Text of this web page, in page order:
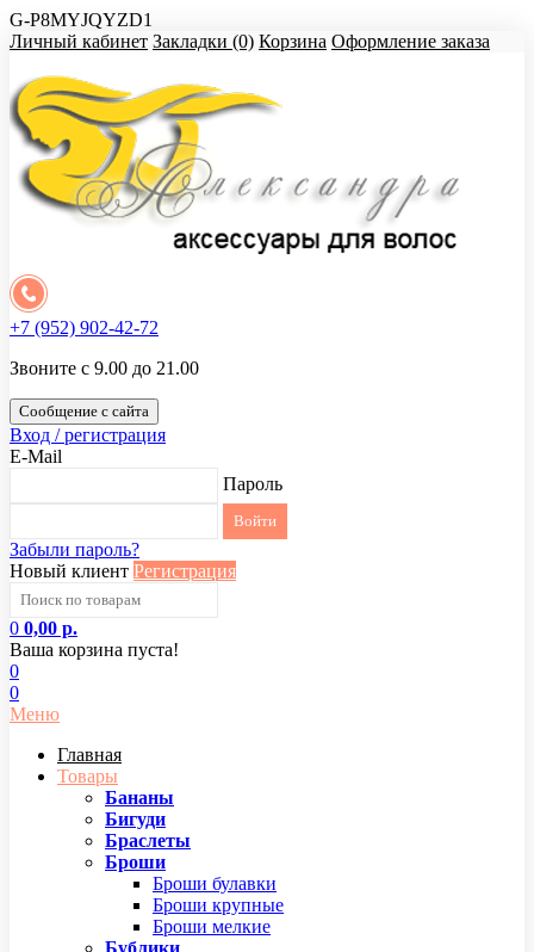
G-P8MYJQYZD1
Личный кабинет Закладки (0) Корзина Оформление заказа
+7 (952) 902-42-72
Звоните с 9.00 до 21.00
Сообщение с сайта
Вход / регистрация
E-Mail
Пароль
Забыли пароль?
Новый клиент Регистрация
0 0,00 р.
Ваша корзина пуста!
0
0
Меню
Главная
Товары
Бананы
Бигуди
Браслеты
Броши
Броши булавки
Броши крупные
Броши мелкие
Бублики